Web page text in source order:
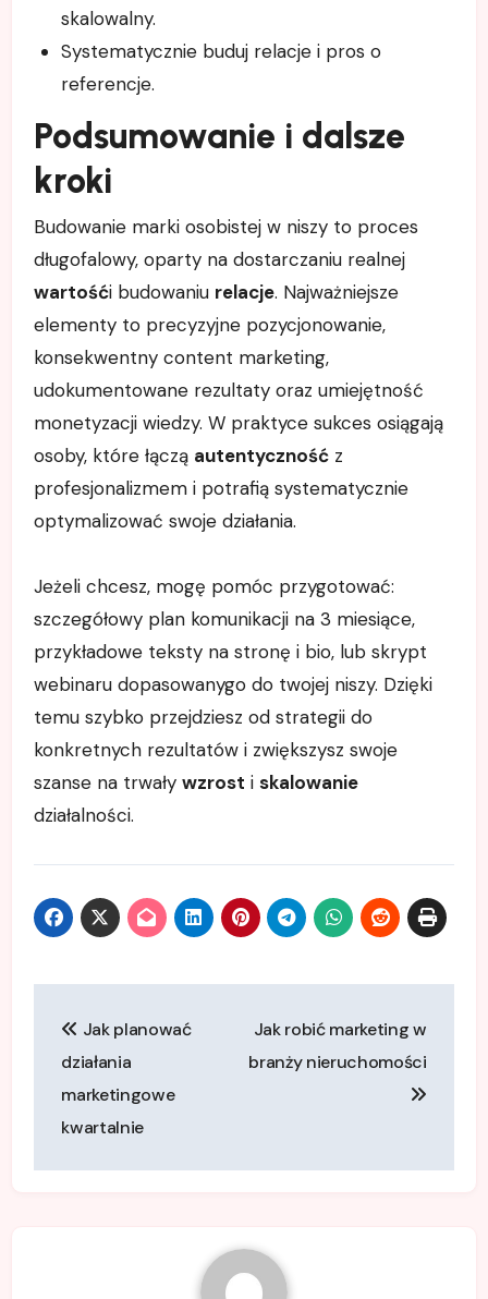
skalowalny.
Systematycznie buduj relacje i pros o
referencje.
Podsumowanie i dalsze
kroki
Budowanie marki osobistej w niszy to proces
długofalowy, oparty na dostarczaniu realnej
wartośći budowaniu relacje. Najważniejsze
elementy to precyzyjne pozycjonowanie,
konsekwentny content marketing,
udokumentowane rezultaty oraz umiejętność
monetyzacji wiedzy. W praktyce sukces osiągają
osoby, które łączą autentycznośćz
profesjonalizmem i potrafią systematycznie
optymalizować swoje działania.
Jeżeli chcesz, mogę pomóc przygotować:
szczegółowy plan komunikacji na 3 miesiące,
przykładowe teksty na stronę i bio, lub skrypt
webinaru dopasowanygo do twojej niszy. Dzięki
temu szybko przejdziesz od strategii do
konkretnych rezultatów i zwiększysz swoje
szanse na trwały wzrost i skalowanie
działalności.
wpisu
Jak planować
działania
marketingowe
kwartalnie
Jak robić marketing w
branży nieruchomości